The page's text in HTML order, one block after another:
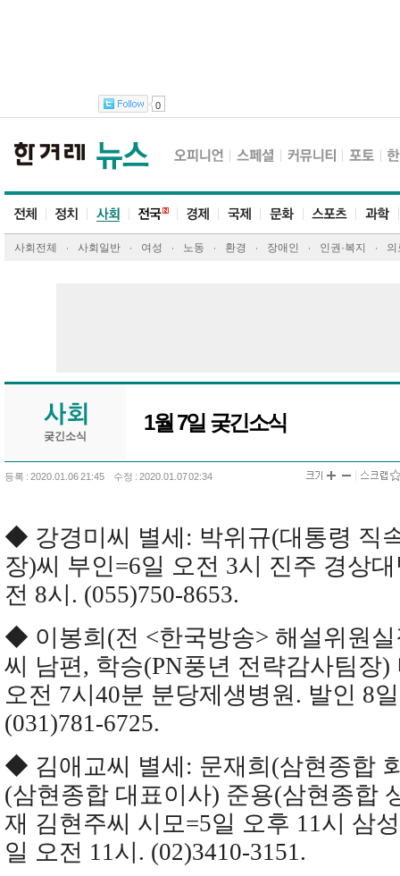
0
사회전체 사회일반 여성 노동 환경 장애인 인권·복지 의
궂긴소식
1월 7일 궂긴소식
등록 : 2020.01.06 21:45 수정 : 2020.01.07 02:34
◆ 강경미씨 별세: 박위규(대통령 직
장)씨 부인=6일 오전 3시 진주 경상
전 8시. (055)750-8653.
◆ 이봉희(전 <한국방송> 해설위원
씨 남편, 학승(PN풍년 전략감사팀장)
오전 7시40분 분당제생병원. 발인 8
(031)781-6725.
◆ 김애교씨 별세: 문재희(삼현종합
(삼현종합 대표이사) 준용(삼현종합
재 김현주씨 시모=5일 오후 11시 삼
일 오전 11시. (02)3410-3151.